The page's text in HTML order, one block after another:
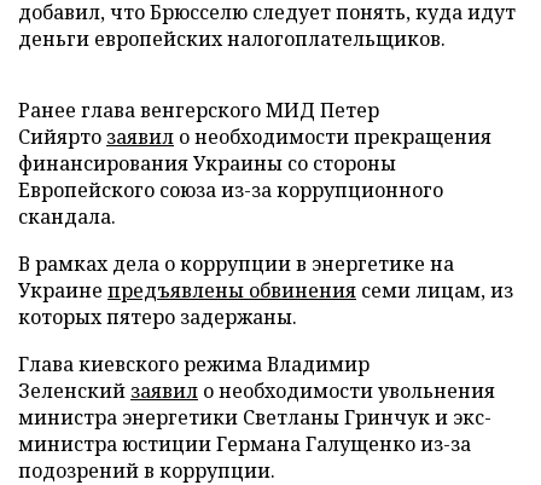
добавил, что Брюсселю следует понять, куда идут
деньги европейских налогоплательщиков.
Ранее глава венгерского МИД Петер
Сийярто заявил о необходимости прекращения
финансирования Украины со стороны
Европейского союза из-за коррупционного
скандала.
В рамках дела о коррупции в энергетике на
Украине предъявлены обвинения семи лицам, из
которых пятеро задержаны.
Глава киевского режима Владимир
Зеленский заявил о необходимости увольнения
министра энергетики Светланы Гринчук и экс-
министра юстиции Германа Галущенко из-за
подозрений в коррупции.